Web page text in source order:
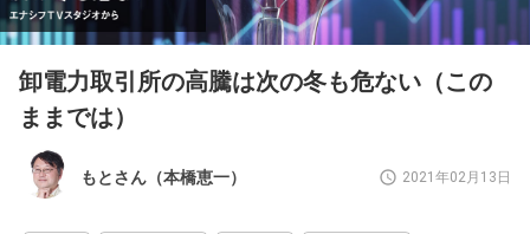
卸電力取引所の高騰は次の冬も危ない（この
ままでは）
もとさん（本橋恵一） 2021年02月13日